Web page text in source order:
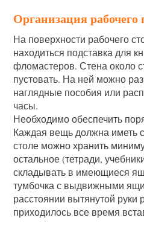
Организация рабочего
На поверхности рабочего
находиться подставка для
фломастеров. Стена около
пустовать. На ней можно
наглядные пособия или
часы.
Необходимо обеспечить
Каждая вещь должна иметь
столе можно хранить
остальное (тетради,
складывать в имеющиеся
тумбочка с выдвижными
расстоянии вытянутой руки
приходилось все время